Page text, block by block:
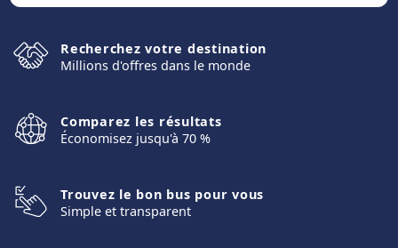
Recherchez votre destination
Millions d'offres dans le monde
Comparez les résultats
Économisez jusqu'à 70 %
Trouvez le bon bus pour vous
Simple et transparent